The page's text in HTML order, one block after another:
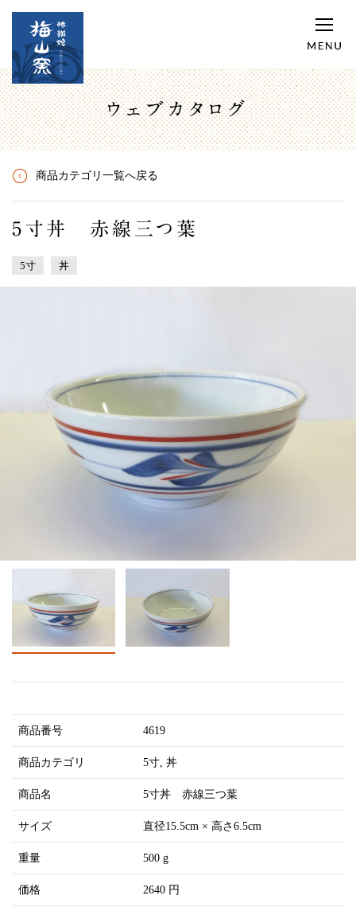
ウェブカタログ
商品カテゴリ一覧へ戻る
5寸丼 赤線三つ葉
5寸 丼
商品番号 4619
商品カテゴリ 5寸 丼
商品名 5寸丼 赤線三つ葉
サイズ 直径15.5cm × 高さ6.5cm
重量 500 g
価格 2640 円